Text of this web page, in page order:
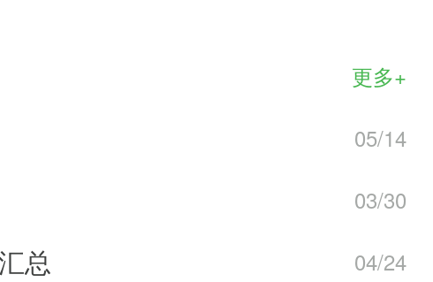
的服务
更多+
05/14
03/30
总 04/24